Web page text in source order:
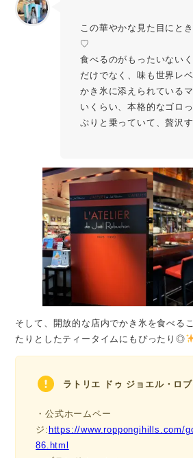
この華やかな見た目にと
♡
食べるのがもったいない
だけでなく、味も世界レ
かき氷に添えられている
いくらい、本格的なゴロ
ぷりと乗っていて、贅沢
そして、開放的な店内でかき氷を食べる
たりとしたティータイムにもぴったり◎
ラトリエ ドゥ ジョエル・ロ
・公式ホームペー
ジ: https://www.roppongihills.com/
86.html